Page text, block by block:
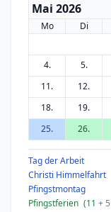
Mai 2026
Mo Di
4.
5.
11.
12.
18.
19.
25.
26.
Tag der Arbeit
Christi Himmelfahrt
Pfingstmontag
Pfingstferien (11 + 5